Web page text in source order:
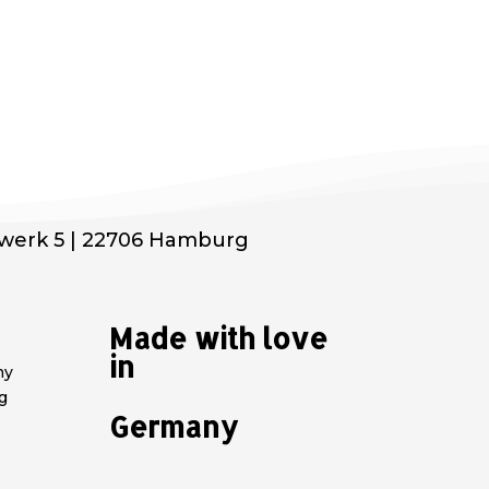
5 | 22706 Hamburg
Made with love
in
Germany